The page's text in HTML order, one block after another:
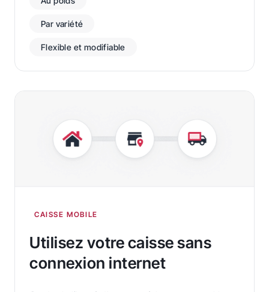
Par variété
Flexible et modifiable
CAISSE MOBILE
Utilisez votre caisse sans
connexion internet